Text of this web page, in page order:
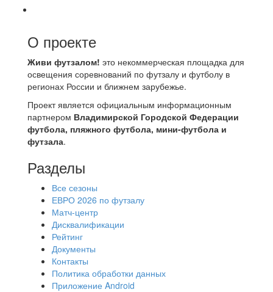
О проекте
Живи футзалом! это некоммерческая площадка для
освещения соревнований по футзалу и футболу в
регионах России и ближнем зарубежье.
Проект является официальным информационным
партнером Владимирской Городской Федерации
футбола, пляжного футбола, мини-футбола и
футзала.
Разделы
Все сезоны
ЕВРО 2026 по футзалу
Матч-центр
Дисквалификации
Рейтинг
Документы
Контакты
Политика обработки данных
Приложение Android